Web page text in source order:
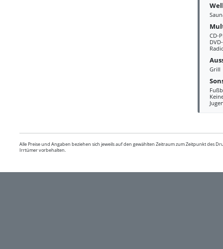
CD-
Grill
Alle Preise und Angaben beziehen sich jeweils auf den gewählten Zeitraum zum Zeitpunkt des
Irrtümer vorbehalten.